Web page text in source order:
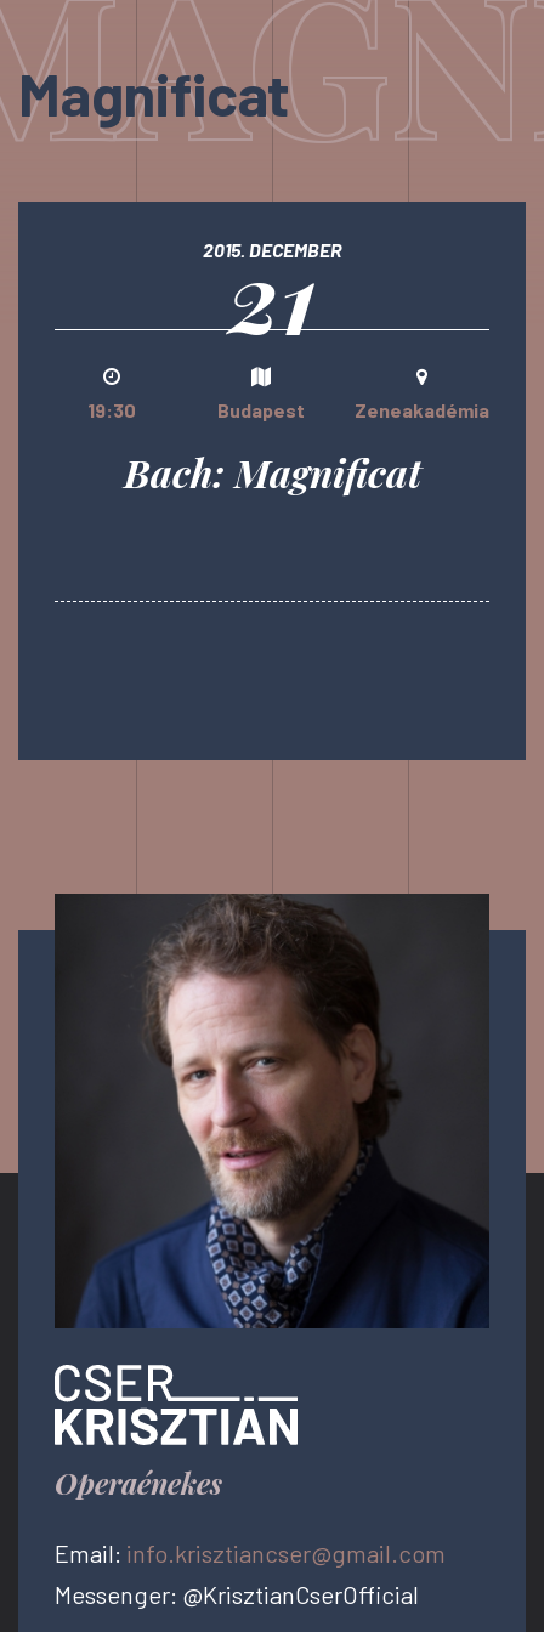
Magnificat
2015. DECEMBER
21
19:30 Budapest Zeneakadémia
Bach: Magnificat
Operaénekes
Email: info.krisztiancser@gmail.com
Messenger: @KrisztianCserOfficial